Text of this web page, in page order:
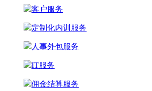
客户服务
定制化内训服务
人事外包服务
IT服务
佣金结算服务